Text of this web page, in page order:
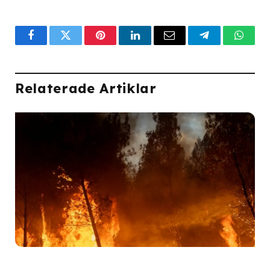
FacebookTwitterPinterestLinkedInEmail Telegram
Relaterade Artiklar